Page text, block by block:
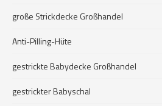
große Strickdecke Großhandel
Anti-Pilling-Hüte
gestrickte Babydecke Großhandel
gestrickter Babyschal